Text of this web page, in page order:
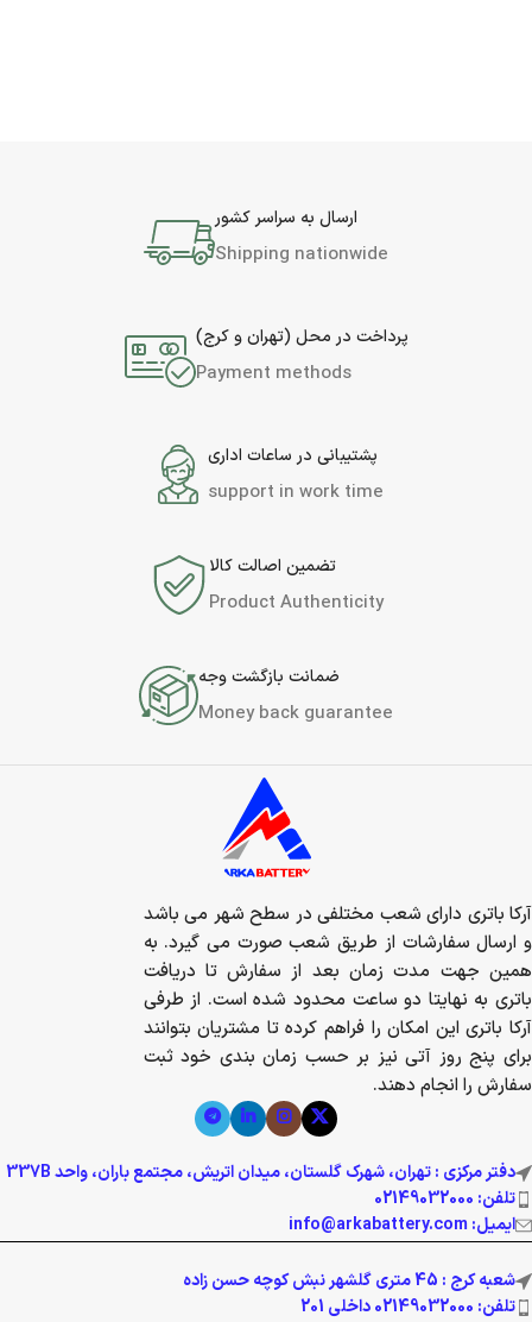
ارسال به سراسر کشور
Shipping nationwide
پرداخت در محل (تهران و کرج)
Payment methods
پشتیبانی در ساعات اداری
support in work time
تضمین اصالت کالا
Product Authenticity
ضمانت بازگشت وجه
Money back guarantee
آرکا باتری دارای شعب مختلفی در سطح شهر می باشد
و ارسال سفارشات از طریق شعب صورت می گیرد. به
همین جهت مدت زمان بعد از سفارش تا دریافت
باتری به نهایتا دو ساعت محدود شده است. از طرفی
آرکا باتری این امکان را فراهم کرده تا مشتریان بتوانند
برای پنج روز آتی نیز بر حسب زمان بندی خود ثبت
سفارش را انجام دهند.
دفتر مرکزی : تهران، شهرک گلستان، میدان اتریش، مجتمع باران، واحد 337B
تلفن: 02149032000
ایمیل: info@arkabattery.com
شعبه کرج : 45 متری گلشهر نبش کوچه حسن زاده
تلفن: 02149032000 داخلی 201